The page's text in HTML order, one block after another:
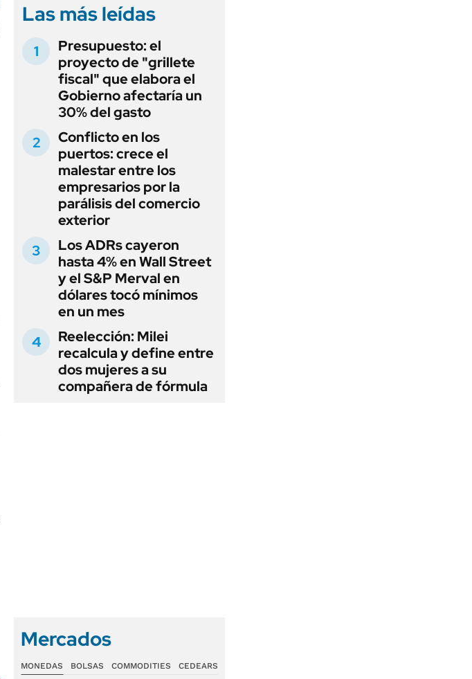
Las más leídas
Presupuesto: el
proyecto de "grillete
fiscal" que elabora el
Gobierno afectaría un
30% del gasto
Conflicto en los
puertos: crece el
malestar entre los
empresarios por la
parálisis del comercio
exterior
Los ADRs cayeron
hasta 4% en Wall Street
y el S&P Merval en
dólares tocó mínimos
en un mes
Reelección: Milei
recalcula y define entre
dos mujeres a su
compañera de fórmula
Mercados
MONEDAS BOLSAS COMMODITIES CEDEARS